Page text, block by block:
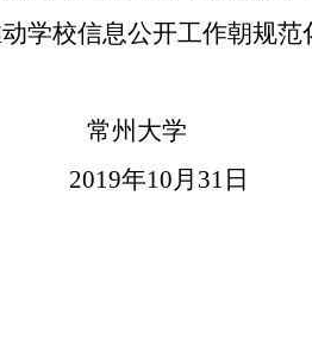
学校信息公开工作朝规
大学
10月31日